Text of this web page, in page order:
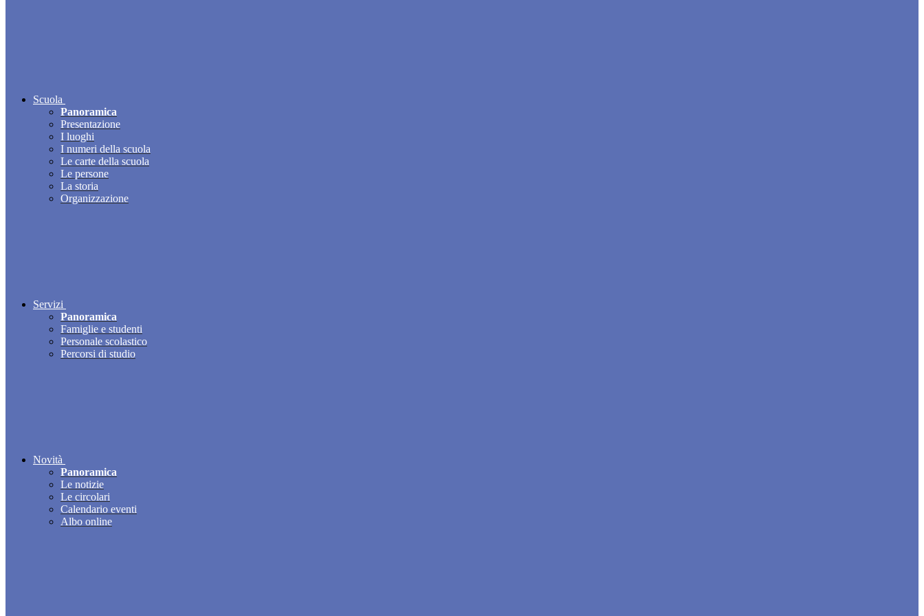
Scuola
Panoramica
Presentazione
I luoghi
I numeri della scuola
Le carte della scuola
Le persone
La storia
Organizzazione
Servizi
Panoramica
Famiglie e studenti
Personale scolastico
Percorsi di studio
Novità
Panoramica
Le notizie
Le circolari
Calendario eventi
Albo online